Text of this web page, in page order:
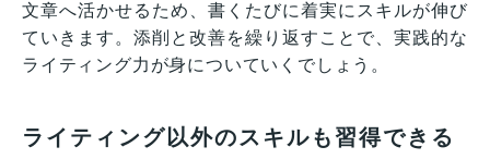
文章へ活かせるため、書くたびに着実にスキルが伸び
ていきます。添削と改善を繰り返すことで、実践的な
ライティング力が身についていくでしょう。
ライティング以外のスキルも習得できる